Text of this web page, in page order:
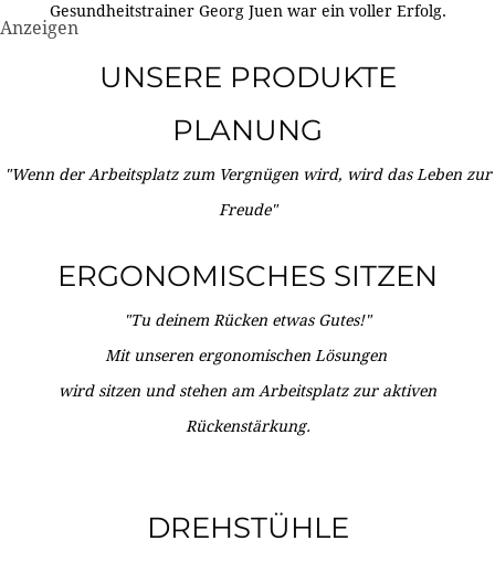
Gesundheitstrainer Georg Juen war ein voller Erfolg.
Anzeigen
UNSERE PRODUKTE
PLANUNG
"Wenn der Arbeitsplatz zum Vergnügen wird, wird das Leben zur
Freude"
ERGONOMISCHES SITZEN
"Tu deinem Rücken etwas Gutes!"
Mit unseren ergonomischen Lösungen
wird sitzen und stehen am Arbeitsplatz zur aktiven
Rückenstärkung.
DREHSTÜHLE